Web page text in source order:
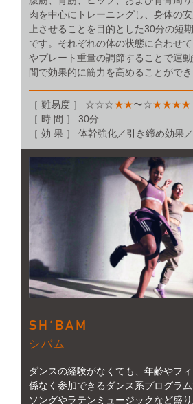
肉を中心にトレーニングし、身体の
上させることを目的とした30分の短
です。それぞれの体の状態に合わせ
やプレート重量の調節することで運
間で効果的に筋力を高めることができ
［ 難易度 ］ ☆☆☆★★〜☆★★★★
［ 時 間 ］ 30分
［ 効 果 ］ 体幹強化／引き締め効果
SH‘BAM
シバム
ダンスの経験がなくても、年齢やフ
係なく参加できるダンス系プログラ
ソングやラテンミュージックなど盛